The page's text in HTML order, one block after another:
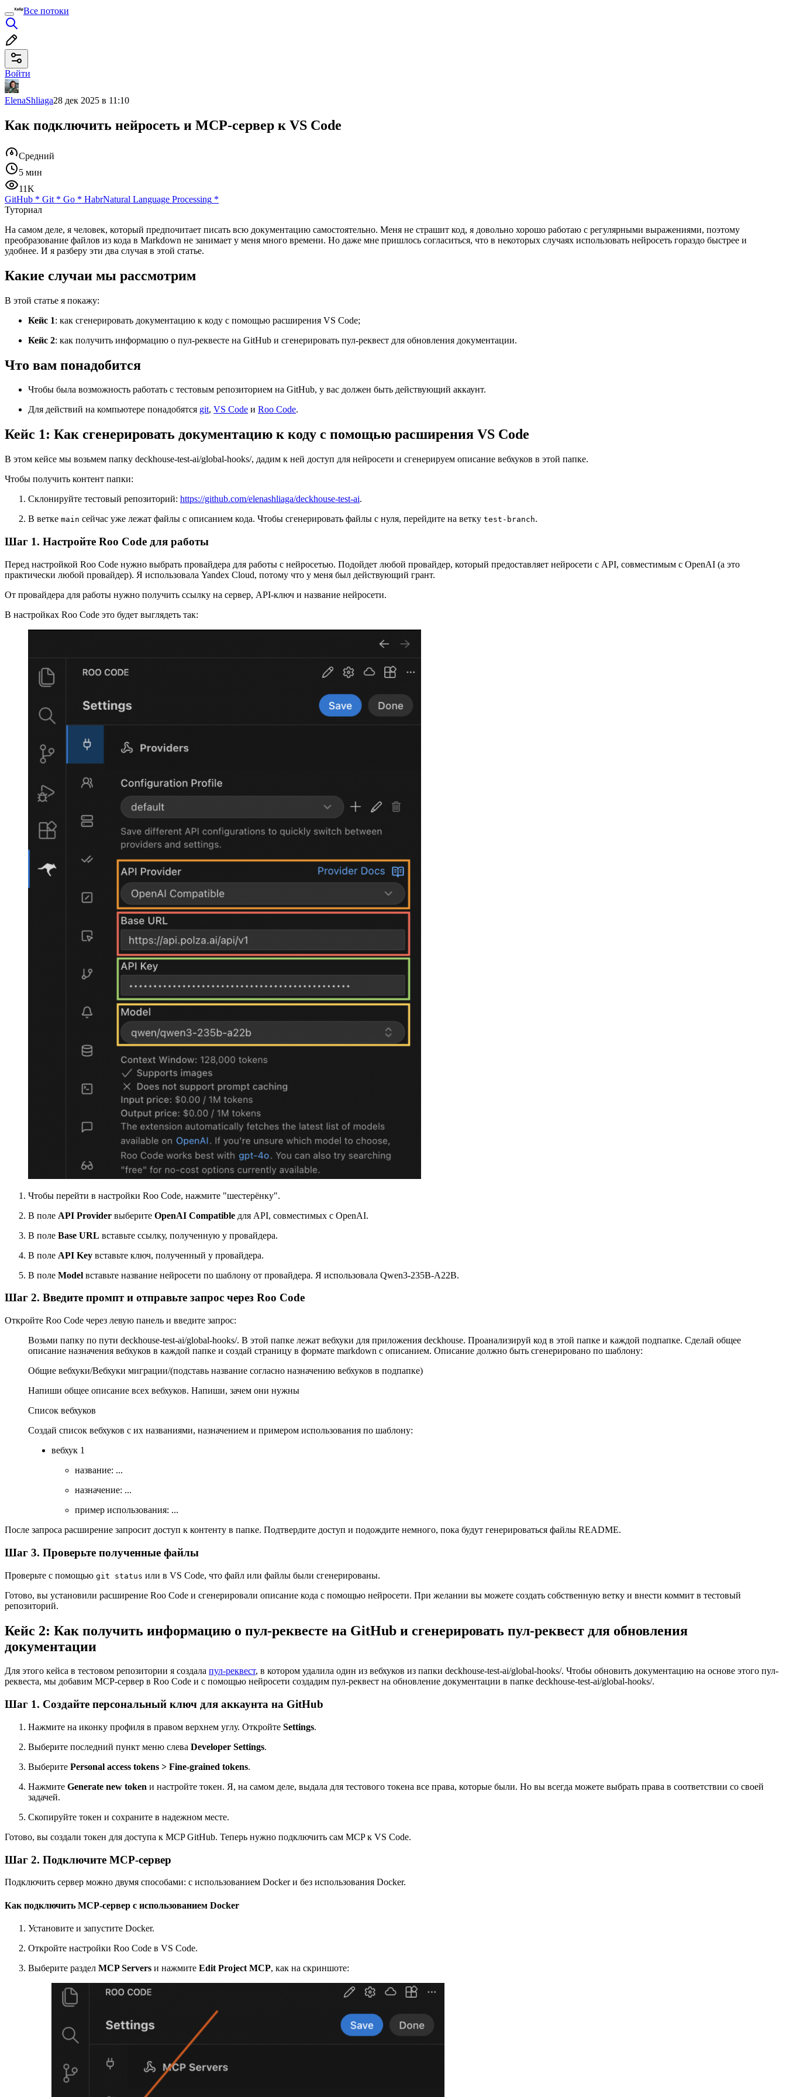
Все потоки
Войти
ElenaShliaga28 дек 2025 в 11:10
Как подключить нейросеть и MCP-сервер к VS Code
Средний
5 мин
11K
GitHub * Git * Go * HabrNatural Language Processing *
Туториал
На самом деле, я человек, который предпочитает писать всю документацию самостоятельно. Меня не страшит код, я довольно хорошо работаю с регулярными выражениями, поэтому
преобразование файлов из кода в Markdown не занимает у меня много времени. Но даже мне пришлось согласиться, что в некоторых случаях использовать нейросеть гораздо быстрее и
удобнее. И я разберу эти два случая в этой статье.
Какие случаи мы рассмотрим
В этой статье я покажу:
Кейс 1: как сгенерировать документацию к коду с помощью расширения VS Code;
Кейс 2: как получить информацию о пул-реквесте на GitHub и сгенерировать пул-реквест для обновления документации.
Что вам понадобится
Чтобы была возможность работать с тестовым репозиторием на GitHub, у вас должен быть действующий аккаунт.
Для действий на компьютере понадобятся git, VS Code и Roo Code.
Кейс 1: Как сгенерировать документацию к коду с помощью расширения VS Code
В этом кейсе мы возьмем папку deckhouse-test-ai/global-hooks/, дадим к ней доступ для нейросети и сгенерируем описание вебхуков в этой папке.
Чтобы получить контент папки:
Склонируйте тестовый репозиторий: https://github.com/elenashliaga/deckhouse-test-ai.
В ветке main сейчас уже лежат файлы с описанием кода. Чтобы сгенерировать файлы с нуля, перейдите на ветку test-branch.
Шаг 1. Настройте Roo Code для работы
Перед настройкой Roo Code нужно выбрать провайдера для работы с нейросетью. Подойдет любой провайдер, который предоставляет нейросети с API, совместимым с OpenAI (а это
практически любой провайдер). Я использовала Yandex Cloud, потому что у меня был действующий грант.
От провайдера для работы нужно получить ссылку на сервер, API-ключ и название нейросети.
В настройках Roo Code это будет выглядеть так:
Чтобы перейти в настройки Roo Code, нажмите "шестерёнку".
В поле API Provider выберите OpenAI Compatible для API, совместимых с OpenAI.
В поле Base URL вставьте ссылку, полученную у провайдера.
В поле API Key вставьте ключ, полученный у провайдера.
В поле Model вставьте название нейросети по шаблону от провайдера. Я использовала Qwen3-235B-A22B.
Шаг 2. Введите промпт и отправьте запрос через Roo Code
Откройте Roo Code через левую панель и введите запрос:
Возьми папку по пути deckhouse-test-ai/global-hooks/. В этой папке лежат вебхуки для приложения deckhouse. Проанализируй код в этой папке и каждой подпапке. Сделай общее
описание назначения вебхуков в каждой папке и создай страницу в формате markdown с описанием. Описание должно быть сгенерировано по шаблону:
Общие вебхуки/Вебхуки миграции/(подставь название согласно назначению вебхуков в подпапке)
Напиши общее описание всех вебхуков. Напиши, зачем они нужны
Список вебхуков
Создай список вебхуков с их названиями, назначением и примером использования по шаблону:
вебхук 1
название: ...
назначение: ...
пример использования: ...
После запроса расширение запросит доступ к контенту в папке. Подтвердите доступ и подождите немного, пока будут генерироваться файлы README.
Шаг 3. Проверьте полученные файлы
Проверьте с помощью git status или в VS Code, что файл или файлы были сгенерированы.
Готово, вы установили расширение Roo Code и сгенерировали описание кода с помощью нейросети. При желании вы можете создать собственную ветку и внести коммит в тестовый
репозиторий.
Кейс 2: Как получить информацию о пул-реквесте на GitHub и сгенерировать пул-реквест для обновления
документации
Для этого кейса в тестовом репозитории я создала пул-реквест, в котором удалила один из вебхуков из папки deckhouse-test-ai/global-hooks/. Чтобы обновить документацию на основе этого пул-
реквеста, мы добавим MCP-сервер в Roo Code и с помощью нейросети создадим пул-реквест на обновление документации в папке deckhouse-test-ai/global-hooks/.
Шаг 1. Создайте персональный ключ для аккаунта на GitHub
Нажмите на иконку профиля в правом верхнем углу. Откройте Settings.
Выберите последний пункт меню слева Developer Settings.
Выберите Personal access tokens > Fine-grained tokens.
Нажмите Generate new token и настройте токен. Я, на самом деле, выдала для тестового токена все права, которые были. Но вы всегда можете выбрать права в соответствии со своей
задачей.
Скопируйте токен и сохраните в надежном месте.
Готово, вы создали токен для доступа к MCP GitHub. Теперь нужно подключить сам MCP к VS Code.
Шаг 2. Подключите MCP-сервер
Подключить сервер можно двумя способами: с использованием Docker и без использования Docker.
Как подключить MCP-сервер с использованием Docker
Установите и запустите Docker.
Откройте настройки Roo Code в VS Code.
Выберите раздел MCP Servers и нажмите Edit Project MCP, как на скриншоте: